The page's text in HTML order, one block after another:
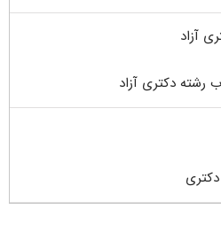
آزاد
رشته دکتری آزاد